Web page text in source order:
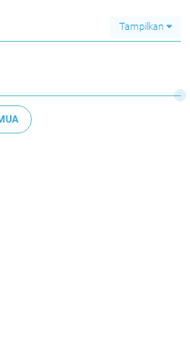
Tampilkan